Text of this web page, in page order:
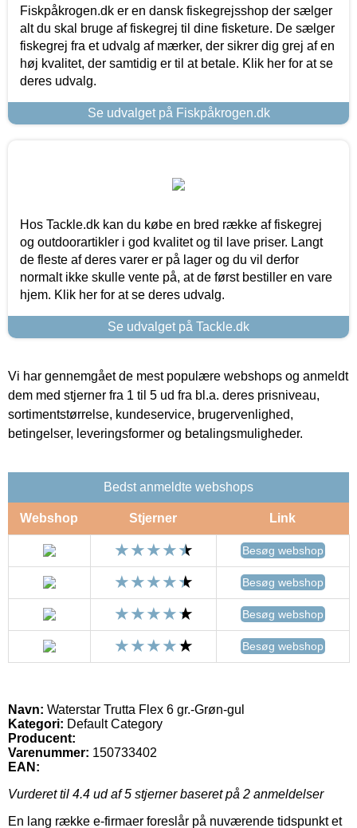
Fiskpåkrogen.dk er en dansk fiskegrejsshop der sælger
alt du skal bruge af fiskegrej til dine fisketure. De sælger
fiskegrej fra et udvalg af mærker, der sikrer dig grej af en
høj kvalitet, der samtidig er til at betale. Klik her for at se
deres udvalg.
Se udvalget på Fiskpåkrogen.dk
Hos Tackle.dk kan du købe en bred række af fiskegrej
og outdoorartikler i god kvalitet og til lave priser. Langt
de fleste af deres varer er på lager og du vil derfor
normalt ikke skulle vente på, at de først bestiller en vare
hjem. Klik her for at se deres udvalg.
Se udvalget på Tackle.dk
Vi har gennemgået de mest populære webshops og anmeldt
dem med stjerner fra 1 til 5 ud fra bl.a. deres prisniveau,
sortimentstørrelse, kundeservice, brugervenlighed,
betingelser, leveringsformer og betalingsmuligheder.
Bedst anmeldte webshops
Webshop Stjerner Link
Besøg webshop
Besøg webshop
Besøg webshop
Besøg webshop
Navn: Waterstar Trutta Flex 6 gr.-Grøn-gul
Kategori: Default Category
Producent:
Varenummer: 150733402
EAN:
Vurderet til 4.4 ud af 5 stjerner baseret på 2 anmeldelser
En lang række e-firmaer foreslår på nuværende tidspunkt et